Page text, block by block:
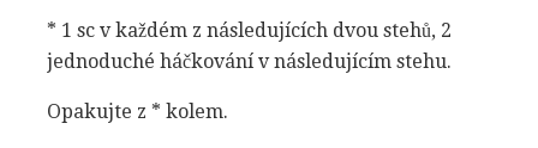
* 1 sc v každém z následujících dvou stehů, 2
jednoduché háčkování v následujícím stehu.
Opakujte z * kolem.